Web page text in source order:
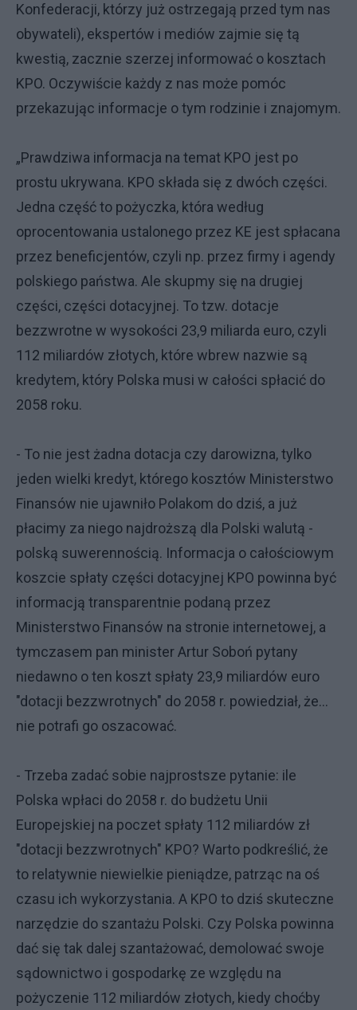
Konfederacji, którzy już ostrzegają przed tym nas
obywateli), ekspertów i mediów zajmie się tą
kwestią, zacznie szerzej informować o kosztach
KPO. Oczywiście każdy z nas może pomóc
przekazując informacje o tym rodzinie i znajomym.
„Prawdziwa informacja na temat KPO jest po
prostu ukrywana. KPO składa się z dwóch części.
Jedna część to pożyczka, która według
oprocentowania ustalonego przez KE jest spłacana
przez beneficjentów, czyli np. przez firmy i agendy
polskiego państwa. Ale skupmy się na drugiej
części, części dotacyjnej. To tzw. dotacje
bezzwrotne w wysokości 23,9 miliarda euro, czyli
112 miliardów złotych, które wbrew nazwie są
kredytem, który Polska musi w całości spłacić do
2058 roku.
- To nie jest żadna dotacja czy darowizna, tylko
jeden wielki kredyt, którego kosztów Ministerstwo
Finansów nie ujawniło Polakom do dziś, a już
płacimy za niego najdroższą dla Polski walutą -
polską suwerennością. Informacja o całościowym
koszcie spłaty części dotacyjnej KPO powinna być
informacją transparentnie podaną przez
Ministerstwo Finansów na stronie internetowej, a
tymczasem pan minister Artur Soboń pytany
niedawno o ten koszt spłaty 23,9 miliardów euro
"dotacji bezzwrotnych" do 2058 r. powiedział, że...
nie potrafi go oszacować.
- Trzeba zadać sobie najprostsze pytanie: ile
Polska wpłaci do 2058 r. do budżetu Unii
Europejskiej na poczet spłaty 112 miliardów zł
"dotacji bezzwrotnych" KPO? Warto podkreślić, że
to relatywnie niewielkie pieniądze, patrząc na oś
czasu ich wykorzystania. A KPO to dziś skuteczne
narzędzie do szantażu Polski. Czy Polska powinna
dać się tak dalej szantażować, demolować swoje
sądownictwo i gospodarkę ze względu na
pożyczenie 112 miliardów złotych, kiedy choćby